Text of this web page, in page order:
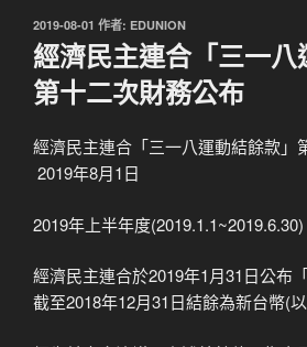
發
佈
於
2019-08-01 作者: EDUNION
經濟民主連合「三一八
第十二次財務公布
經濟民主連合「三一八運動結餘款」
2019年8月1日
2019年上半年度(2019.1.1~2019.6.30)
經濟民主連合於2019年1月31日公布
截至2018年12月31日結餘為新台幣(